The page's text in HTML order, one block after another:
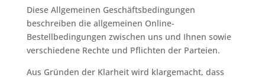
Diese Allgemeinen Geschäftsbedingungen
beschreiben die allgemeinen Online-
Bestellbedingungen zwischen uns und Ihnen sowie
verschiedene Rechte und Pflichten der Parteien.
Aus Gründen der Klarheit wird klargemacht, dass